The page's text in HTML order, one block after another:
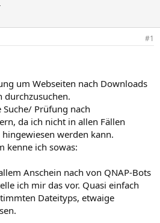
#1
um Webseiten nach Downloads
durchzusuchen.
Prüfung nach
da ich nicht in allen Fällen
werden kann.
kenne ich sowas:
Anschein nach von QNAP-Bots
ich mir das vor. Quasi einfach
Dateityps, etwaige